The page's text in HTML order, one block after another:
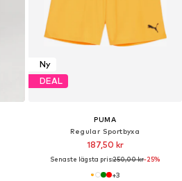
Ny
DEAL
PUMA
Regular Sportbyxa
187,50 kr
Senaste lägsta pris:250,00 kr-25%
+3